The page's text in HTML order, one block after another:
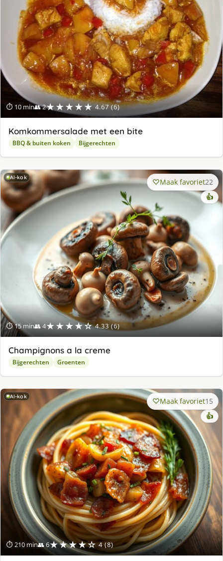
⏱ 10 min👥 2★★★★★ 4.67 (6)
Komkommersalade met een bite
BBQ & buiten koken Bijgerechten
AI-kok
⏱ 15 min👥 4★★★★☆ 4.33 (6)
Maak favoriet22
👍
Champignons a la creme
Bijgerechten Groenten
AI-kok
⏱ 210 min👥 6★★★★☆ 4 (8)
Maak favoriet15
👍